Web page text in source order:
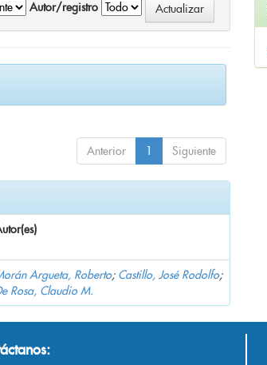
Autor/registro
Anterior 1 Siguiente
Argueta, Roberto; Castillo, José Rodolfo;
Rosa, Claudio M.